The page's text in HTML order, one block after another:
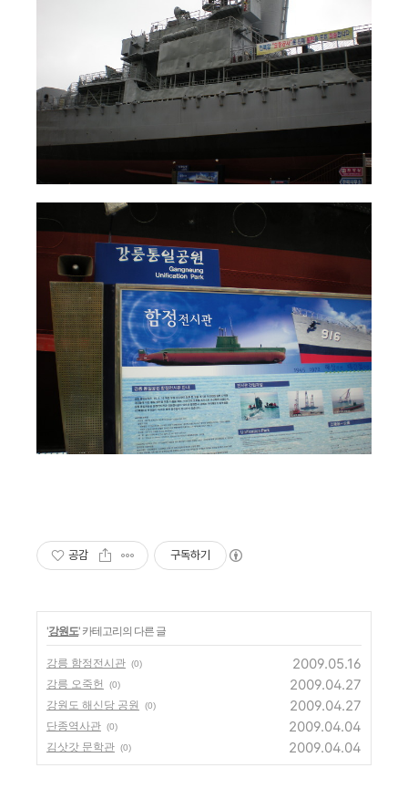
공감 구독하기
'강원도' 카테고리의 다른 글
강릉 함정전시관 (0) 2009.05.16
강릉 오죽헌 (0) 2009.04.27
강원도 해신당 공원 (0) 2009.04.27
단종역사관 (0) 2009.04.04
김삿갓 문학관 (0) 2009.04.04